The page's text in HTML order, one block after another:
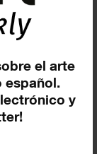
el arte
español.
y